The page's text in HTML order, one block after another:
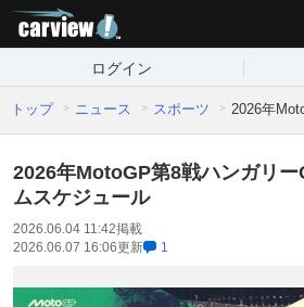
ログイン
トップ ニュース スポーツ 2026年
2026年MotoGP第8戦ハンガリー
ムスケジュール
2026.06.04 11:42掲載
2026.06.07 16:06更新 1